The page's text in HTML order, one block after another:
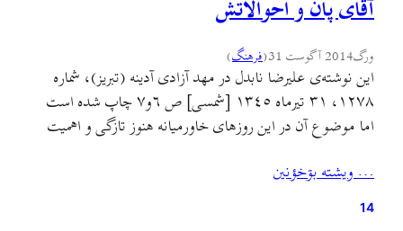
آقای پان و احوالاتش
ورگ2014 آگوست 31 (فرهنگ)
این نوشته‌ی علیرضا نابدل در مهد آزادی آدینه (تبریز)، شماره
١٢٧٨، ٣١ تیرماه ١٣٤٥ [شمسی] ص ٦و٧ چاپ شده است
اما موضوع آن در این روزهای خاورمیانه هنوز تازگی و اهمیت
نژاد آفریده اند.» مفتون اروپا بعد از گذشتن بیست سال هنوز
نتوانسته است خاطره ی…
… ويشته بۊخؤنين
14